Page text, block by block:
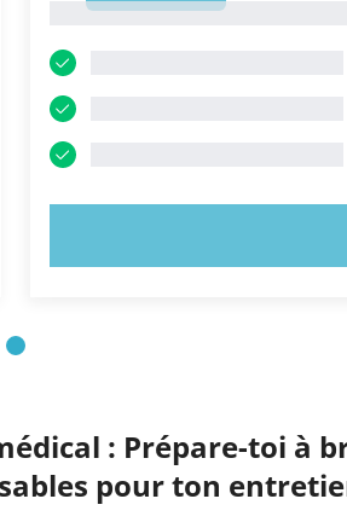
: Prépare-toi à
pour ton